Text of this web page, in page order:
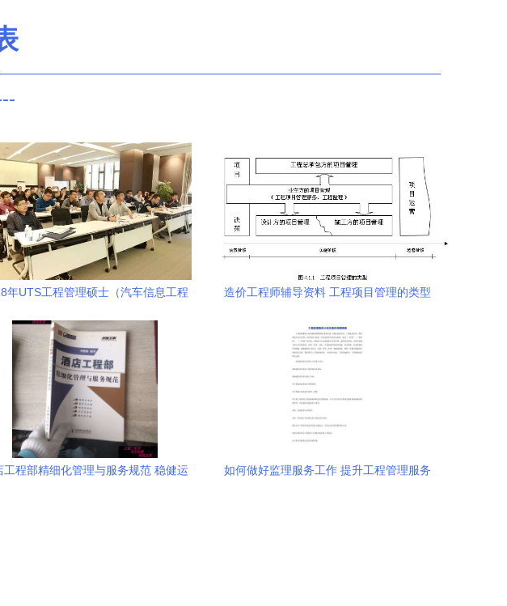
年UTS工程管理硕士（汽车信息工程
造价工程师辅导资料 工程项目管理的类型
工程部精细化管理与服务规范 稳健运
如何做好监理服务工作 提升工程管理服务